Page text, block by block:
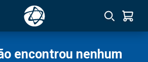
encontrou nenhum